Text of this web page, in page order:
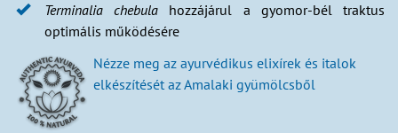
Terminalia chebula hozzájárul a gyomor-bél traktus
optimális működésére
Nézze meg az ayurvédikus elixírek és italok
elkészítését az Amalaki gyümölcsből